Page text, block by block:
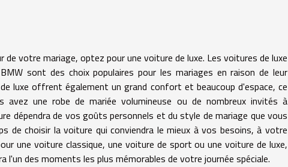
votre mariage, optez pour une voiture de luxe. Les voitures de luxe
sont des choix populaires pour les mariages en raison de leur
luxe offrent également un grand confort et beaucoup d'espace, ce
une robe de mariée volumineuse ou de nombreux invités à
dépendra de vos goûts personnels et du style de mariage que vous
de choisir la voiture qui conviendra le mieux à vos besoins, à votre
une voiture classique, une voiture de sport ou une voiture de luxe,
des moments les plus mémorables de votre journée spéciale.